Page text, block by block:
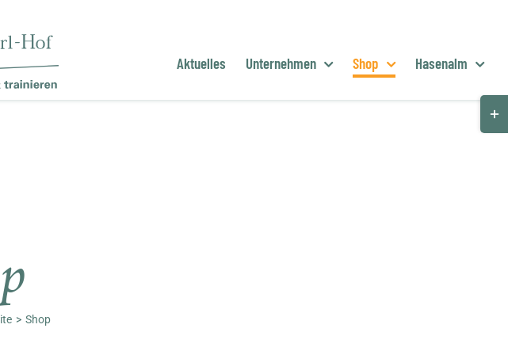
Aktuelles Unternehmen Shop Hasenalm
Shop